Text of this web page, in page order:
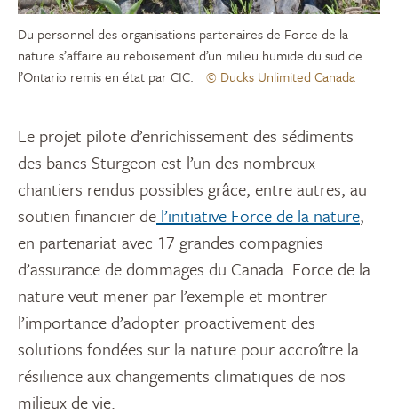
Du personnel des organisations partenaires de Force de la
nature s’affaire au reboisement d’un milieu humide du sud de
l’Ontario remis en état par CIC.
© Ducks Unlimited Canada
Le projet pilote d’enrichissement des sédiments
des bancs Sturgeon est l’un des nombreux
chantiers rendus possibles grâce, entre autres, au
soutien financier de l’initiative Force de la nature,
en partenariat avec 17 grandes compagnies
d’assurance de dommages du Canada. Force de la
nature veut mener par l’exemple et montrer
l’importance d’adopter proactivement des
solutions fondées sur la nature pour accroître la
résilience aux changements climatiques de nos
milieux de vie.